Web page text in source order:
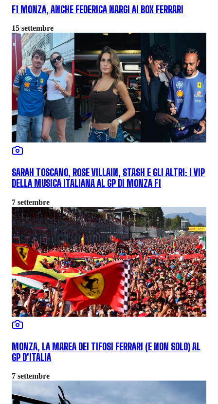
F1 MONZA, ANCHE FEDERICA NARGI AI BOX FERRARI
15 settembre
SARAH TOSCANO, ROSE VILLAIN, STASH E GLI ALTRI: I VIP
DELLA MUSICA ITALIANA AL GP DI MONZA F1
7 settembre
MONZA, LA MAREA DEI TIFOSI FERRARI (E NON SOLO) AL
GP D'ITALIA
7 settembre